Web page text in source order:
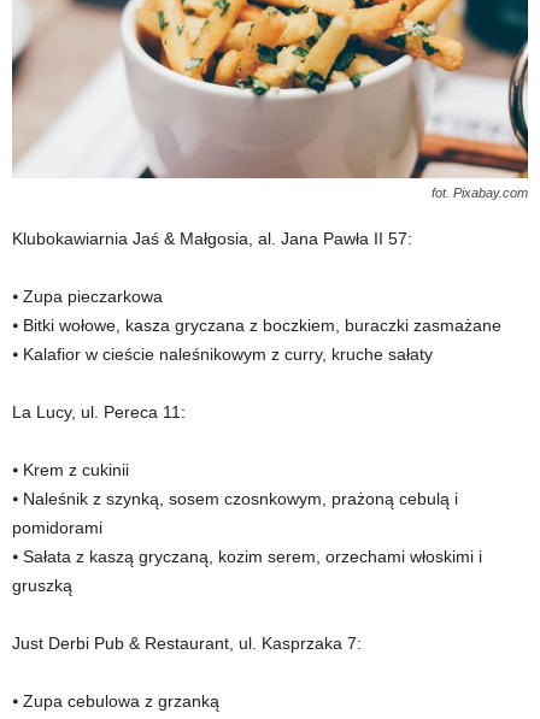
fot. Pixabay.com
Klubokawiarnia Jaś & Małgosia, al. Jana Pawła II 57:
⦁ Zupa pieczarkowa
⦁ Bitki wołowe, kasza gryczana z boczkiem, buraczki zasmażane
⦁ Kalafior w cieście naleśnikowym z curry, kruche sałaty
La Lucy, ul. Pereca 11:
⦁ Krem z cukinii
⦁ Naleśnik z szynką, sosem czosnkowym, prażoną cebulą i
pomidorami
⦁ Sałata z kaszą gryczaną, kozim serem, orzechami włoskimi i
gruszką
Just Derbi Pub & Restaurant, ul. Kasprzaka 7:
⦁ Zupa cebulowa z grzanką